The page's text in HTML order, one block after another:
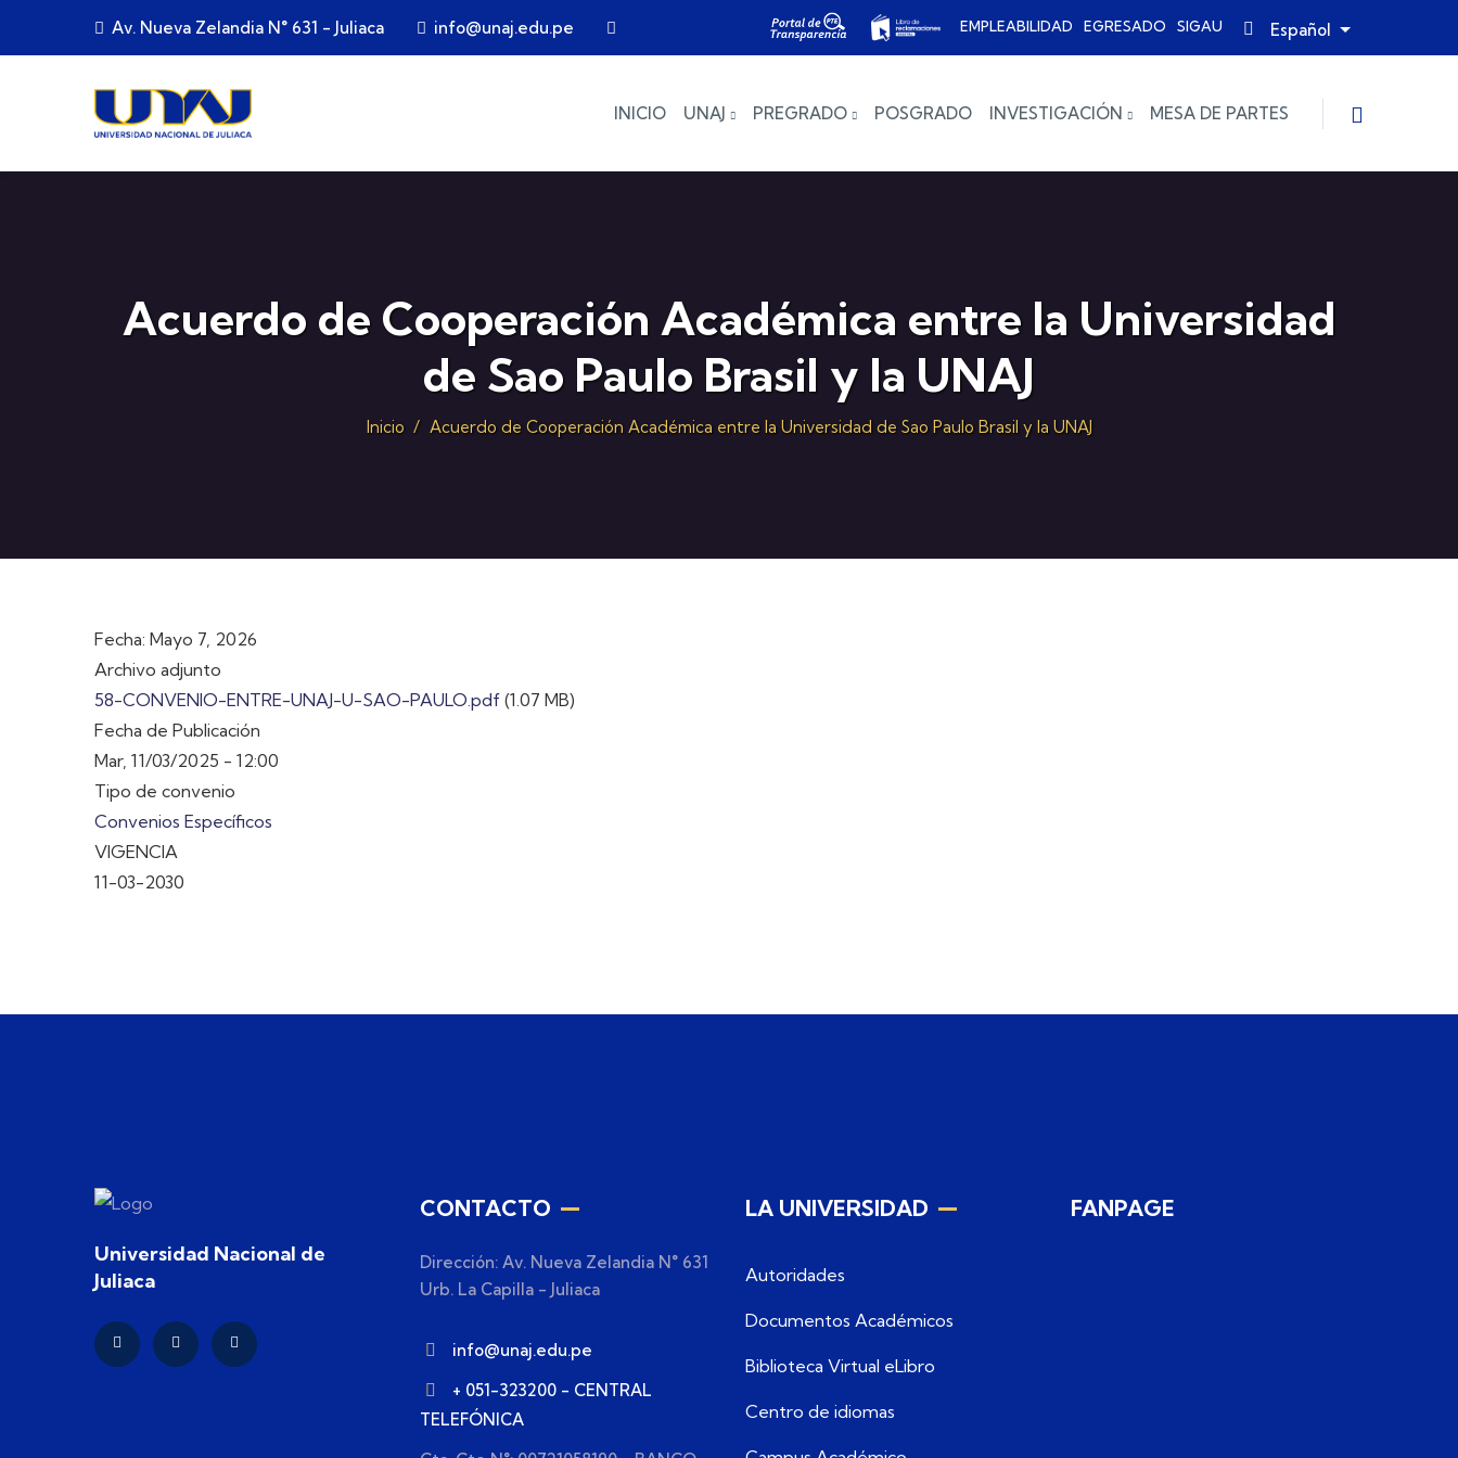
Av. Nueva Zelandia N° 631 - Juliaca info@unaj.edu.pe EMPLEABILIDAD EGRESADO SIGAU Español Lista adicional
INICIO UNAJ PREGRADO POSGRADO INVESTIGACIÓN MESA DE PARTES
Acuerdo de Cooperación Académica entre la Universidad
de Sao Paulo Brasil y la UNAJ
Inicio / Acuerdo de Cooperación Académica entre la Universidad de Sao Paulo Brasil y la UNAJ
Fecha: Mayo 7, 2026
Archivo adjunto
58-CONVENIO-ENTRE-UNAJ-U-SAO-PAULO.pdf (1.07 MB)
Fecha de Publicación
Mar, 11/03/2025 - 12:00
Tipo de convenio
Convenios Específicos
VIGENCIA
11-03-2030
Universidad Nacional de
Juliaca
CONTACTO
Dirección: Av. Nueva Zelandia N° 631
Urb. La Capilla - Juliaca
info@unaj.edu.pe
+ 051-323200 - CENTRAL
TELEFÓNICA
LA UNIVERSIDAD
Autoridades
Documentos Académicos
Biblioteca Virtual eLibro
Centro de idiomas
FANPAGE